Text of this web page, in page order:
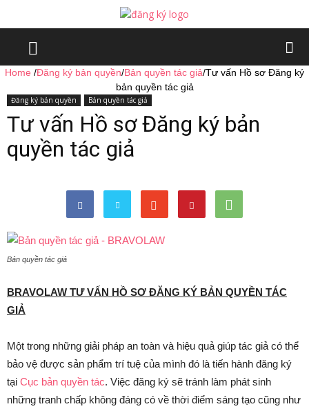
Home /Đăng ký bản quyền/Bản quyền tác giả/Tư vấn Hồ sơ Đăng ký
bản quyền tác giả
Đăng ký bản quyền Bản quyền tác giả
Tư vấn Hồ sơ Đăng ký bản
quyền tác giả
Bản quyền tác giả
BRAVOLAW TƯ VẤN HỒ SƠ ĐĂNG KÝ BẢN QUYỀN TÁC
GIẢ
Một trong những giải pháp an toàn và hiệu quả giúp tác giả có thể
bảo vệ được sản phẩm trí tuệ của mình đó là tiến hành đăng ký
tại Cục bản quyền tác. Việc đăng ký sẽ tránh làm phát sinh
những tranh chấp không đáng có về thời điểm sáng tạo cũng như